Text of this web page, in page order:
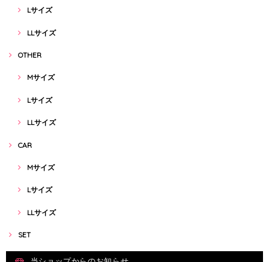
Lサイズ
LLサイズ
OTHER
Mサイズ
Lサイズ
LLサイズ
CAR
Mサイズ
Lサイズ
LLサイズ
SET